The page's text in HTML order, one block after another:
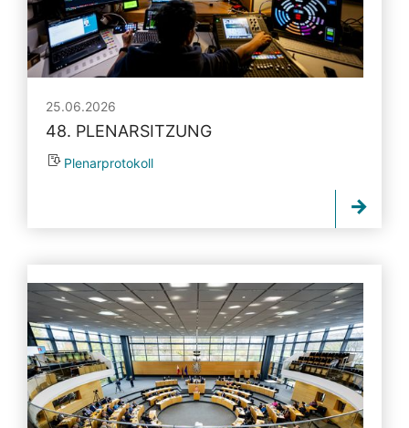
25.06.2026
48. PLENARSITZUNG
Plenarprotokoll